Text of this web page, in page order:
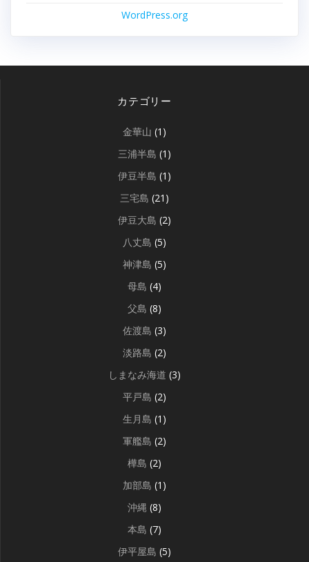
WordPress.org
カテゴリー
金華山 (1)
三浦半島 (1)
伊豆半島 (1)
三宅島 (21)
伊豆大島 (2)
八丈島 (5)
神津島 (5)
母島 (4)
父島 (8)
佐渡島 (3)
淡路島 (2)
しまなみ海道 (3)
平戸島 (2)
生月島 (1)
軍艦島 (2)
樺島 (2)
加部島 (1)
沖縄 (8)
本島 (7)
伊平屋島 (5)